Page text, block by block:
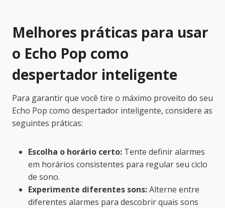
Melhores práticas para usar
o Echo Pop como
despertador inteligente
Para garantir que você tire o máximo proveito do seu
Echo Pop como despertador inteligente, considere as
seguintes práticas:
Escolha o horário certo: Tente definir alarmes
em horários consistentes para regular seu ciclo
de sono.
Experimente diferentes sons:Alterne entre
diferentes alarmes para descobrir quais sons